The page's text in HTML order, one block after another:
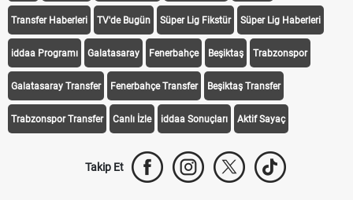
Transfer Haberleri TV'de Bugün Süper Lig Fikstür Süper Lig Haberleri
iddaa Programı Galatasaray Fenerbahçe Beşiktaş Trabzonspor
Galatasaray Transfer Fenerbahçe Transfer Beşiktaş Transfer
Trabzonspor Transfer Canlı İzle iddaa Sonuçları Aktif Sayaç
Takip Et